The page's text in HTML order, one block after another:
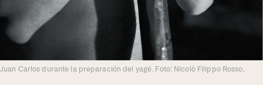
Juan Carlos durante la preparación del yagé. Foto: Nicolò Filippo Rosso.